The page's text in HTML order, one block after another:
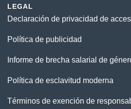
LEGAL
Declaración de privacidad de
Política de publicidad
Informe de brecha salarial de
Política de esclavitud moderna
Términos de exención de